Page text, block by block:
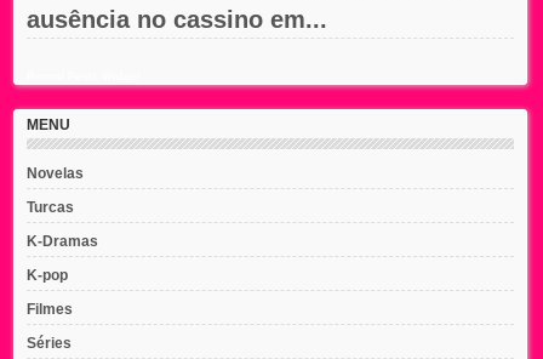
ausência no cassino em...
MENU
Novelas
Turcas
K-Dramas
K-pop
Filmes
Séries